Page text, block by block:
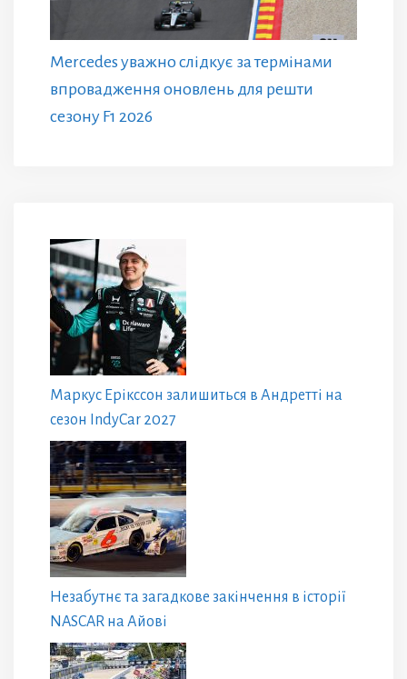
Mercedes уважно слідкує за термінами
впровадження оновлень для решти
сезону F1 2026
Маркус Ерікссон залишиться в Андретті на
сезон IndyCar 2027
Незабутнє та загадкове закінчення в історії
NASCAR на Айові